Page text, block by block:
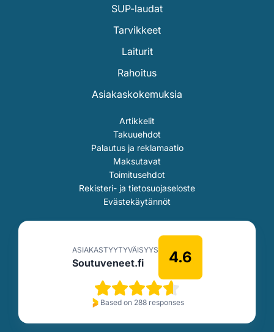
SUP-laudat
Tarvikkeet
Laiturit
Rahoitus
Asiakaskokemuksia
Artikkelit
Takuuehdot
Palautus ja reklamaatio
Maksutavat
Toimitusehdot
Rekisteri- ja tietosuojaseloste
Evästekäytännöt
ASIAKASTYYTYVÄISYYS
Soutuveneet.fi 4.6
Based on 288 responses